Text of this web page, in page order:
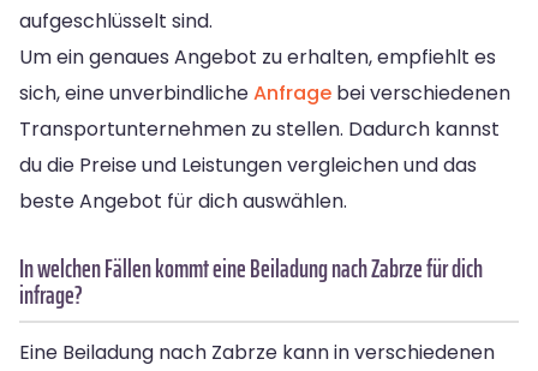
aufgeschlüsselt sind.
Um ein genaues Angebot zu erhalten, empfiehlt es
sich, eine unverbindlicheAnfrage bei verschiedenen
Transportunternehmen zu stellen. Dadurch kannst
du die Preise und Leistungen vergleichen und das
beste Angebot für dich auswählen.
In welchen Fällen kommt eine Beiladung nach Zabrze für dich
infrage?
Eine Beiladung nach Zabrze kann in verschiedenen